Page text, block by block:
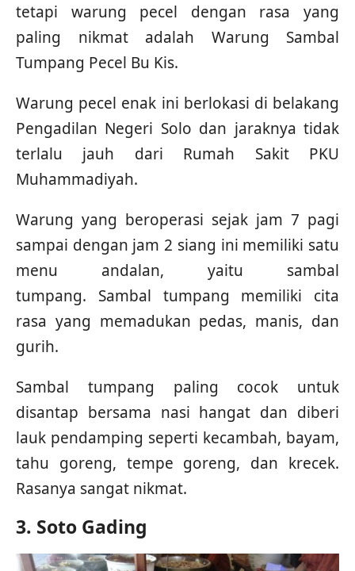
tetapi warung pecel dengan rasa yang
paling nikmat adalah Warung Sambal
Tumpang Pecel Bu Kis.
Warung pecel enak ini berlokasi di belakang
Pengadilan Negeri Solo dan jaraknya tidak
terlalu jauh dari Rumah Sakit PKU
Muhammadiyah.
Warung yang beroperasi sejak jam 7 pagi
sampai dengan jam 2 siang ini memiliki satu
menu andalan, yaitu sambal
tumpang. Sambal tumpang memiliki cita
rasa yang memadukan pedas, manis, dan
gurih.
Sambal tumpang paling cocok untuk
disantap bersama nasi hangat dan diberi
lauk pendamping seperti kecambah, bayam,
tahu goreng, tempe goreng, dan krecek.
Rasanya sangat nikmat.
3. Soto Gading